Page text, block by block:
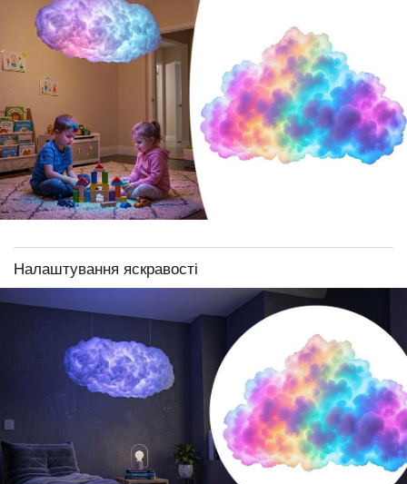
Налаштування яскравості